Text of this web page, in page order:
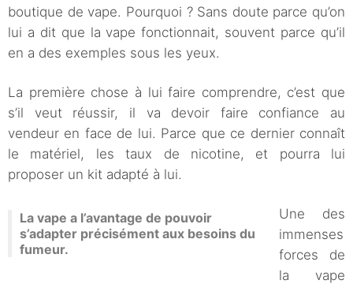
boutique de vape. Pourquoi ? Sans doute parce qu’on
lui a dit que la vape fonctionnait, souvent parce qu’il
en a des exemples sous les yeux.
La première chose à lui faire comprendre, c’est que
s’il veut réussir, il va devoir faire confiance au
vendeur en face de lui. Parce que ce dernier connaît
le matériel, les taux de nicotine, et pourra lui
proposer un kit adapté à lui.
La vape a l’avantage de pouvoir
s’adapter précisément aux besoins du
fumeur.
Une des
immenses
forces de
la vape